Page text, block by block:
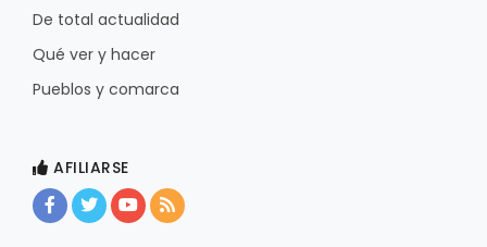
De total actualidad
Qué ver y hacer
Pueblos y comarca
AFILIARSE